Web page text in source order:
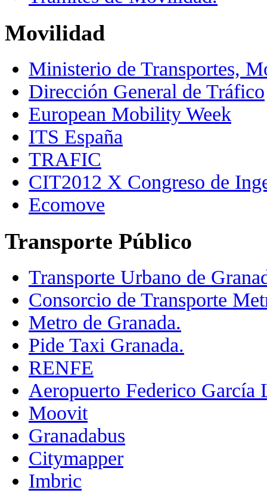
Movilidad
Ministerio de Transportes,
Dirección General de Tráfico
European Mobility Week
ITS España
TRAFIC
CIT2012 X Congreso de
Ecomove
Transporte Público
Transporte Urbano de
Consorcio de Transporte
Metro de Granada.
Pide Taxi Granada.
RENFE
Aeropuerto Federico García
Moovit
Granadabus
Citymapper
Imbric